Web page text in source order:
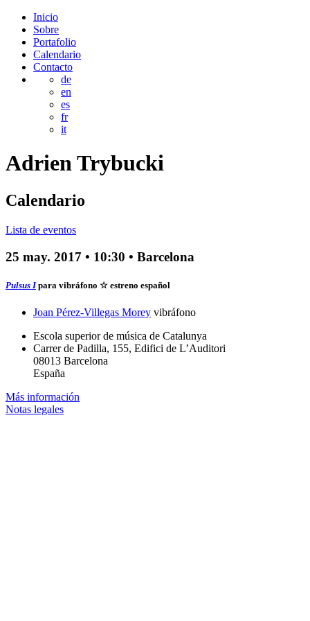
Inicio
Sobre
Portafolio
Calendario
Contacto
de
en
es
fr
it
AdrienTrybucki
Calendario
Lista de eventos
25 may. 2017 • 10:30 • Barcelona
Pulsus I para vibráfono ☆ estreno español
Joan Pérez-Villegas Morey vibráfono
Escola superior de música de Catalunya
Carrer de Padilla, 155, Edifici de L’Auditori
08013 Barcelona
España
Más información
Notas legales